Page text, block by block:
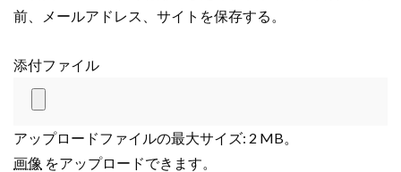
前、メールアドレス、サイトを保存する。
添付ファイル
アップロードファイルの最大サイズ: 2 MB。
画像 をアップロードできます。